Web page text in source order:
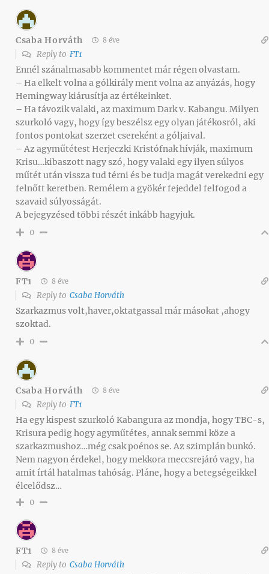
Csaba Horváth 8 éve
Reply to FT1
Ennél szánalmasabb kommentet már régen olvastam.
– Ha elkelt volna a gólkirály ment volna az anyázás, hogy
Hemingway kiárusítja az értékeinket.
– Ha távozik valaki, az maximum Dark v. Kabangu. Milyen
szurkoló vagy, hogy így beszélsz egy olyan játékosról, aki
fontos pontokat szerzet csereként a góljaival.
– Az agyműtétest Herjeczki Kristófnak hívják, maximum
Krisu…kibaszott nagy szó, hogy valaki egy ilyen súlyos
műtét után vissza tud térni és be tudja magát verekedni egy
felnőtt keretben. Remélem a gyökér fejeddel felfogod a
szavaid súlyosságát.
A bejegyzésed többi részét inkább hagyjuk.
0
FT1 8 éve
Reply to Csaba Horváth
Szarkazmus volt,haver,oktatgassal már másokat ,ahogy
szoktad.
0
Csaba Horváth 8 éve
Reply to FT1
Ha egy kispest szurkoló Kabangura az mondja, hogy TBC-s,
Krisura pedig hogy agyműtétes, annak semmi köze a
szarkazmushoz…még csak poénos se. Az szimplán bunkó.
Nem nagyon érdekel, hogy mekkora meccsrejáró vagy, ha
amit írtál hatalmas tahóság. Pláne, hogy a betegségeikkel
élcelődsz…
0
FT1 8 éve
Reply to Csaba Horváth